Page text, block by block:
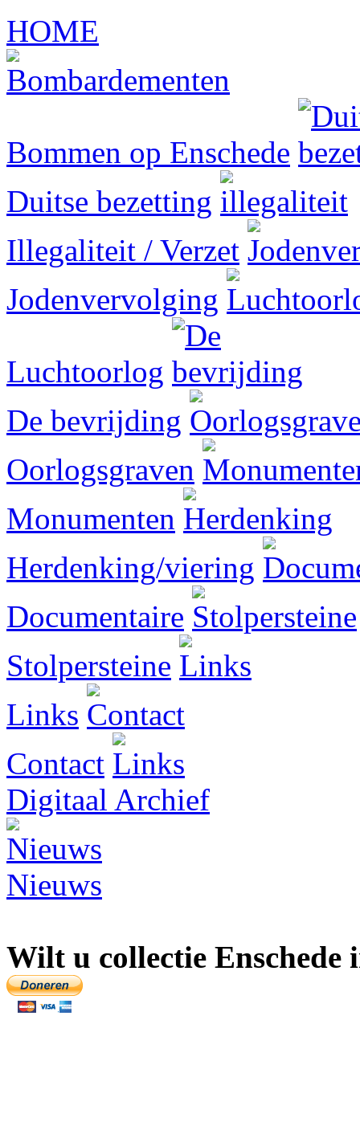
HOME
Bommen op Enschede
Duitse bezetting
Illegaliteit / Verzet
Jodenvervolging
Luchtoorlog
De bevrijding
Oorlogsgraven
Monumenten
Herdenking/viering
Documentaire
Stolpersteine
Links
Contact
Digitaal Archief
Nieuws
Wilt u collectie Enschede